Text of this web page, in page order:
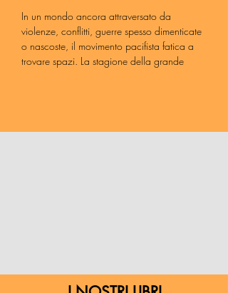
In un mondo ancora attraversato da
violenze, conflitti, guerre spesso dimenticate
o nascoste, il movimento pacifista fatica a
trovare spazi. La stagione della grande
italiani a esporre la bandiera della pace
può trarre chi oggi scende in piazza contro